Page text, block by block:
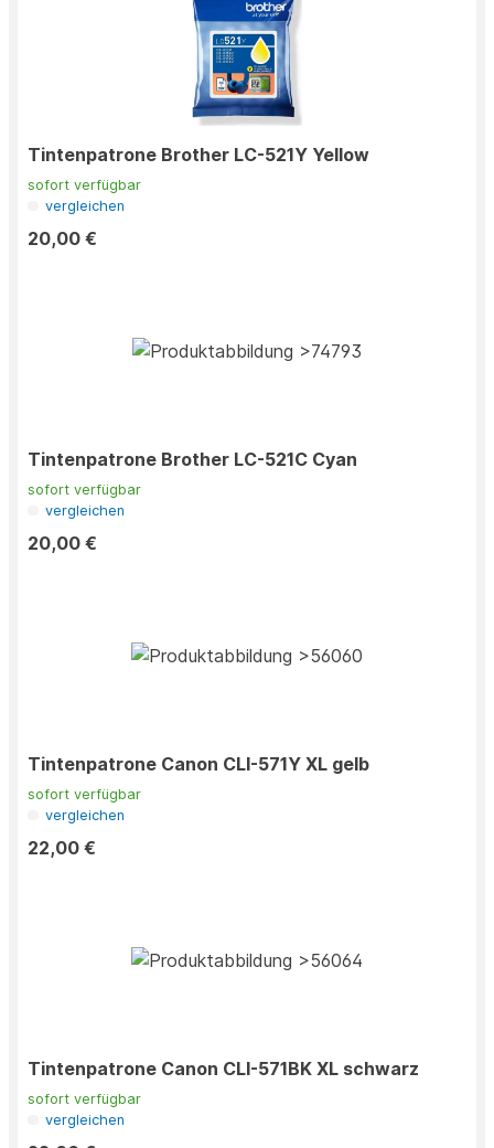
Tintenpatrone Brother LC-521Y Yellow
sofort verfügbar
vergleichen
20,00 €
Tintenpatrone Brother LC-521C Cyan
sofort verfügbar
vergleichen
20,00 €
Tintenpatrone Canon CLI-571Y XL gelb
sofort verfügbar
vergleichen
22,00 €
Tintenpatrone Canon CLI-571BK XL schwarz
sofort verfügbar
vergleichen